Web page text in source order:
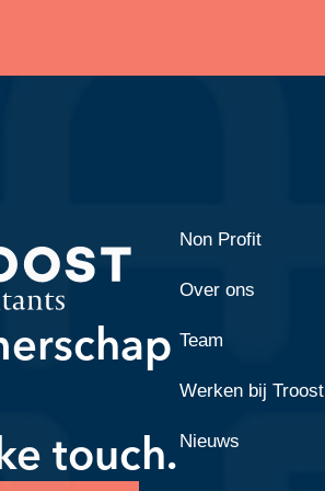
touch.
Non Profit
Over ons
Team
Werken bij Troost
Nieuws